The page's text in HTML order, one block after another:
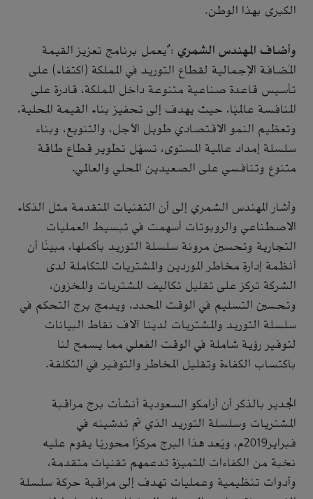
الكبرى بهذا الوطن.
وأضاف المهندس الشمري :"يعمل برنامج تعزيز القيمة
المُضافة الإجمالية لقطاع التوريد في المملكة (اكتفاء) على
تأسيس قاعدة صناعية متنوعة داخل المملكة، قادرة على
المنافسة عالميًا، حيث يهدف إلى تحفيز بناء القيمة المحلية،
وتعظيم النمو الاقتصادي طويل الأجل، والتنويع، وبناء
سلسلة إمداد عالمية المستوى، تسهّل تطوير قطاع طاقة
متنوع وتنافسي على الصعيدين المحلي والعالمي.
وأشار المهندس الشمري إلى أن التقنيات المتقدمة مثل الذكاء
الاصطناعي والروبوتات أسهمت في تبسيط العمليات
التجارية وتحسين مرونة سلسلة التوريد بأكملها، مبينًا أن
أنظمة إدارة مخاطر الموردين والمشتريات المتكاملة لدى
الشركة تركز على تقليل تكاليف المشتريات والمخزون،
وتحسين التسليم في الوقت المحدد، ويدمج برج التحكم في
سلسلة التوريد والمشتريات لدينا آلاف نقاط البيانات
لتوفير رؤية شاملة في الوقت الفعلي مما يسمح لنا
باكتساب الكفاءة وتقليل المخاطر والتوفير في التكلفة.
الجدير بالذكر أن أرامكو السعودية أنشأت برج مراقبة
المشتريات وسلسلة التوريد الذي تم تدشينه في
فبراير2019م، ويُعد هذا البرج مركزًا محوريًا يقوم عليه
نخبة من الكفاءات المتميزة تدعمهم تقنيات متقدمة،
وأدوات تنظيمية وعمليات تهدف إلى مراقبة حركة سلسلة